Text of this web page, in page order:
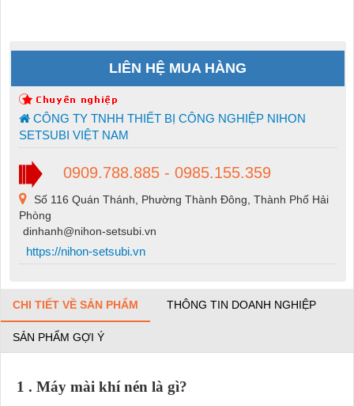
LIÊN HỆ MUA HÀNG
CÔNG TY TNHH THIẾT BỊ CÔNG NGHIỆP NIHON
SETSUBI VIỆT NAM
0909.788.885 - 0985.155.359
Số 116 Quán Thánh, Phường Thành Đông, Thành Phố Hải
Phòng
dinhanh@nihon-setsubi.vn
https://nihon-setsubi.vn
CHI TIẾT VỀ SẢN PHẨM THÔNG TIN DOANH NGHIỆP
SẢN PHẨM GỢI Ý
1 . Máy mài khí nén là gì?